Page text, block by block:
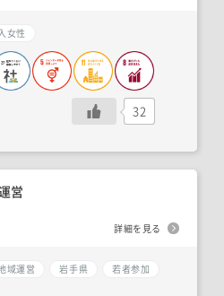
女性
32
営
詳細を見る
域運営 岩手県
若者参加